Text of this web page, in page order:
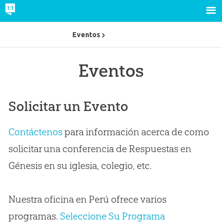
Eventos
Solicitar un Evento
Contáctenospara información acerca de como
solicitar una conferencia de Respuestas en
Génesis en su iglesia, colegio, etc.
Nuestra oficina en Perú ofrece varios
programas. Seleccione Su Programa
Eventos